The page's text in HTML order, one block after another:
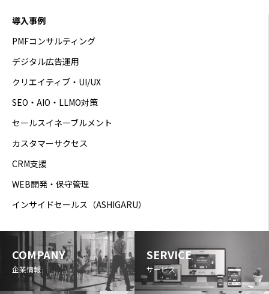
導入事例
PMFコンサルティング
デジタル広告運用
クリエイティブ・UI/UX
SEO・AIO・LLMO対策
セールスイネーブルメント
カスタマーサクセス
CRM支援
WEB開発・保守管理
インサイドセールス（ASHIGARU）
COMPANY
企業情報
SERVICE
サービス